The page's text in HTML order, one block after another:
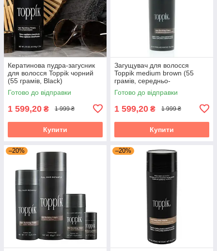
Кератинова пудра-загусник
для волосся Toppik чорний
(55 грамів, Black)
Готово до відправки
1 599,20 ₴ 1 999 ₴
Купити
Загущувач для волосся
Toppik medium brown (55
грамів, середньо-
коричневий)
Готово до відправки
1 599,20 ₴ 1 999 ₴
Купити
–20% –20%